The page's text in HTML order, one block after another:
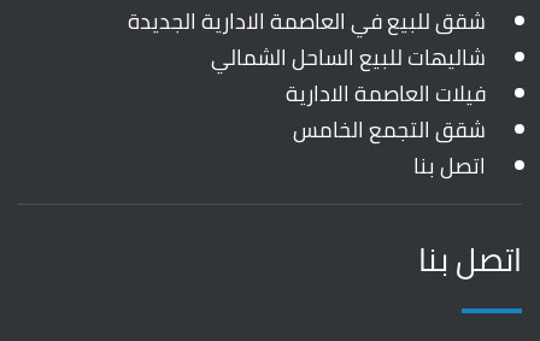
شقق للبيع في العاصمة الادارية الجديدة
شاليهات للبيع الساحل الشمالي
فيلات العاصمة الادارية
شقق التجمع الخامس
اتصل بنا
اتصل بنا